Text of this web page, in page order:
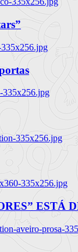
335x256.jpg
335x256.jpg
335x256.jpg
ESTÁ
aveiro-prosa-